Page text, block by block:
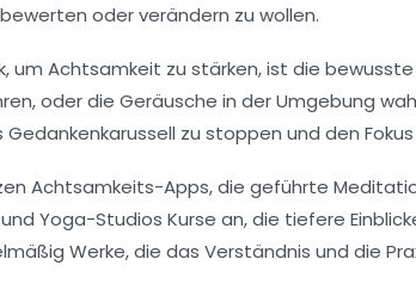
oder verändern zu wollen.
um Achtsamkeit zu stärken, ist die
oder die Geräusche in der Umgebung
Gedankenkarussell zu stoppen und den
Achtsamkeits-Apps, die geführte
Yoga-Studios Kurse an, die tiefere
Werke, die das Verständnis und die